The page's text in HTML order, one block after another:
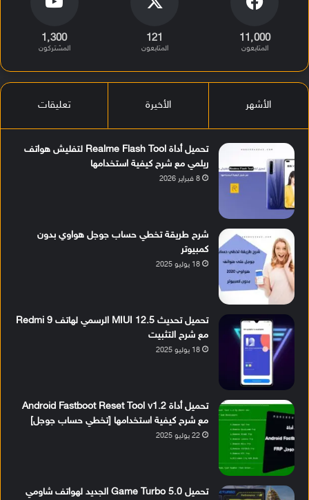
11٬000
المتابعون
121
المتابعون
1٬300
المشتركون
الأشهر الأخيرة تعليقات
تحميل أداة Realme Flash Tool لتفليش هواتف
ريلمي مع شرح كيفية استخدامها
8 فبراير 2026
شرح طريقة تخطي حساب جوجل هواوي بدون
كمبيوتر
18 يوليو 2025
تحميل تحديث MIUI 12.5 الرسمي لهاتف Redmi 9
مع شرح التثبيت
18 يوليو 2025
تحميل أداة Android Fastboot Reset Tool v1.2
مع شرح كيفية استخدامها [تخطي حساب جوجل]
22 يوليو 2025
تحميل Game Turbo 5.0 الجديد لهواتف شاومي